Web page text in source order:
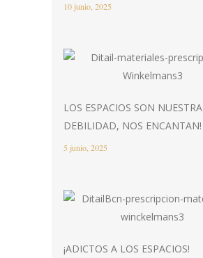
10 junio, 2025
LOS ESPACIOS SON NUESTRA
DEBILIDAD, NOS ENCANTAN!
5 junio, 2025
¡ADICTOS A LOS ESPACIOS!